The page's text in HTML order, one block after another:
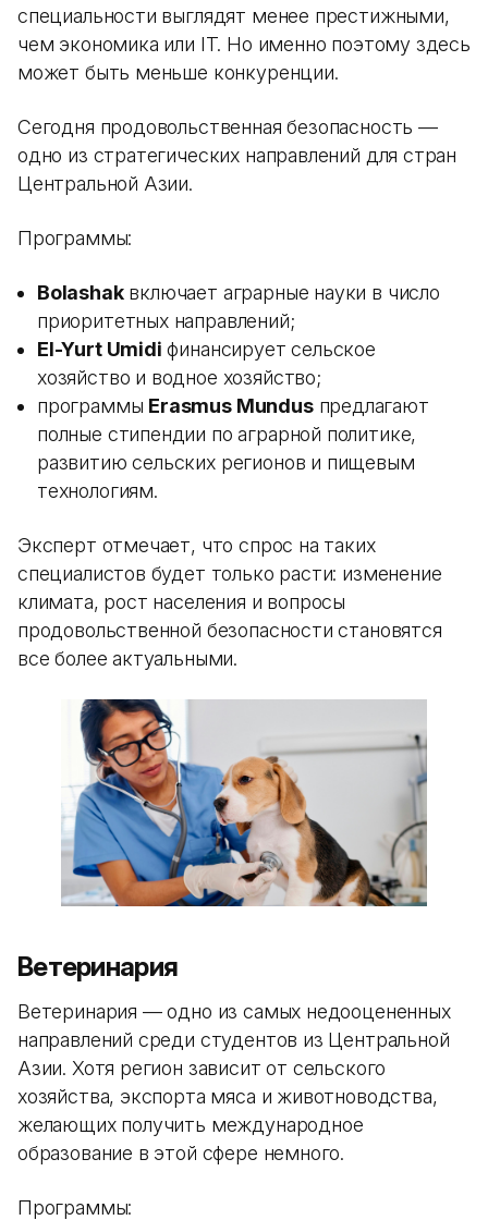
специальности выглядят менее престижными,
чем экономика или IT. Но именно поэтому здесь
может быть меньше конкуренции.
Сегодня продовольственная безопасность —
одно из стратегических направлений для стран
Центральной Азии.
Программы:
Bolashakвключает аграрные науки в число
приоритетных направлений;
El-Yurt Umidi финансирует сельское
хозяйство и водное хозяйство;
программы Erasmus Mundusпредлагают
полные стипендии по аграрной политике,
развитию сельских регионов и пищевым
технологиям.
Эксперт отмечает, что спрос на таких
специалистов будет только расти: изменение
климата, рост населения и вопросы
продовольственной безопасности становятся
все более актуальными.
Ветеринария
Ветеринария — одно из самых недооцененных
направлений среди студентов из Центральной
Азии. Хотя регион зависит от сельского
хозяйства, экспорта мяса и животноводства,
желающих получить международное
образование в этой сфере немного.
Программы: